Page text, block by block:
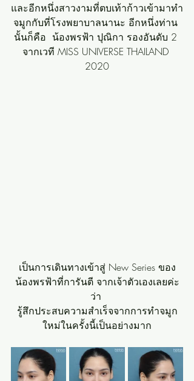
และอีกหนึ่งสาวงามที่ตบเท้าก้าวเข้ามาทำ
จมูกกับที่โรงพยาบาลนานะ อีกหนึ่งท่าน
นั้นก็คือ  น้องพรฟ้า ปุณิกา รองอันดับ 2
จากเวที MISS UNIVERSE THAILAND
2020
เป็นการเดินทางเข้าสู่ New Series ของ
น้องพรฟ้าที่การันตี จากเจ้าตัวเองเลยค่ะ
ว่า
รู้สึกประสบความสำเร็จจากการทำจมูก
ใหม่ในครั้งนี้เป็นอย่างมาก